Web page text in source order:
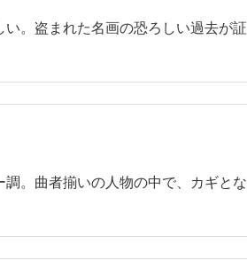
。盗まれた名画の恐ろしい過去が証
。曲者揃いの人物の中で、カギとな